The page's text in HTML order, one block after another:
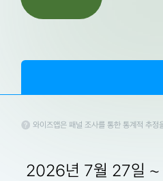
와이즈앱은 패널 조사를 통한 통계적 추
2026년 7월 27일 ~